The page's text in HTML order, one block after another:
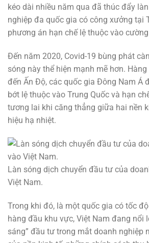
kéo dài nhiều năm qua đã thúc đẩy
nghiệp đa quốc gia có công xưởng tại
phương án hạn chế lệ thuộc vào
Đến năm 2020, Covid-19 bùng phát
sóng này thể hiện mạnh mẽ hơn.
đến Ấn Độ, các quốc gia Đông Nam Á
bớt lệ thuộc vào Trung Quốc và hạn
tương lai khi căng thẳng giữa hai nền
hiệu hạ nhiệt.
Làn sóng dịch chuyển đầu tư của
Việt Nam.
Trong khi đó, là một quốc gia có tốc
hàng đầu khu vực, Việt Nam đang nổi
sáng” đầu tư trong mắt doanh nghiệp